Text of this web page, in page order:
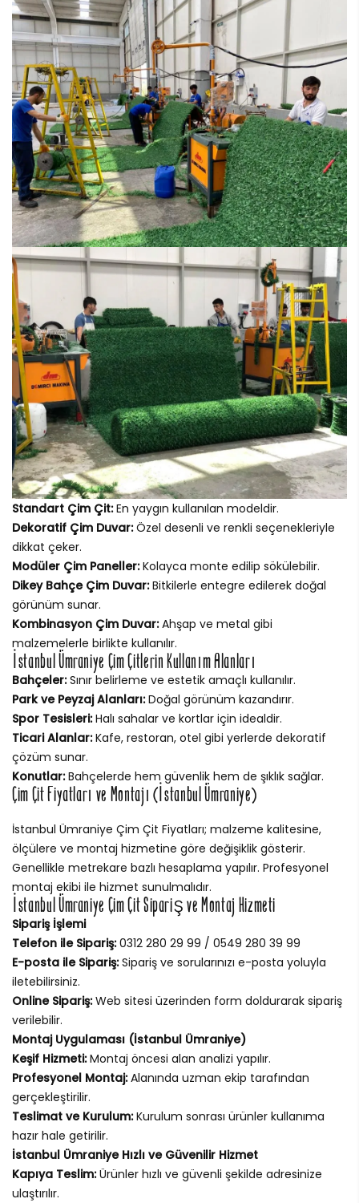
Standart Çim Çit:En yaygın kullanılan modeldir.
Dekoratif Çim Duvar:Özel desenli ve renkli seçenekleriyle
dikkat çeker.
Modüler Çim Paneller:Kolayca monte edilip sökülebilir.
Dikey Bahçe Çim Duvar:Bitkilerle entegre edilerek doğal
görünüm sunar.
Kombinasyon Çim Duvar:Ahşap ve metal gibi
malzemelerle birlikte kullanılır.
İstanbul Ümraniye Çim Çitlerin Kullanım Alanları
Bahçeler:Sınır belirleme ve estetik amaçlı kullanılır.
Park ve Peyzaj Alanları:Doğal görünüm kazandırır.
Spor Tesisleri:Halı sahalar ve kortlar için idealdir.
Ticari Alanlar:Kafe, restoran, otel gibi yerlerde dekoratif
çözüm sunar.
Konutlar:Bahçelerde hem güvenlik hem de şıklık sağlar.
Çim Çit Fiyatları ve Montajı (İstanbul Ümraniye)
İstanbul Ümraniye Çim Çit Fiyatları; malzeme kalitesine,
ölçülere ve montaj hizmetine göre değişiklik gösterir.
Genellikle metrekare bazlı hesaplama yapılır. Profesyonel
montaj ekibi ile hizmet sunulmalıdır.
İstanbul Ümraniye Çim Çit Sipariş ve Montaj Hizmeti
Sipariş İşlemi
Telefon ile Sipariş:0312 280 29 99 / 0549 280 39 99
E-posta ile Sipariş:Sipariş ve sorularınızı e-posta yoluyla
iletebilirsiniz.
Online Sipariş:Web sitesi üzerinden form doldurarak sipariş
verilebilir.
Montaj Uygulaması (İstanbul Ümraniye)
Keşif Hizmeti:Montaj öncesi alan analizi yapılır.
Profesyonel Montaj:Alanında uzman ekip tarafından
gerçekleştirilir.
Teslimat ve Kurulum:Kurulum sonrası ürünler kullanıma
hazır hale getirilir.
İstanbul Ümraniye Hızlı ve Güvenilir Hizmet
Kapıya Teslim:Ürünler hızlı ve güvenli şekilde adresinize
ulaştırılır.